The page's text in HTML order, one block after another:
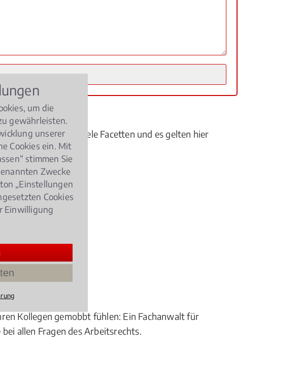
Arbeitsleben hat viele Facetten und es gelten hier
Kollegen gemobbt fühlen: Ein Fachanwalt für
allen Fragen des Arbeitsrechts.
um die
gewährleisten.
unserer
Cookies ein. Mit
stimmen Sie
Zwecke
„Einstellungen
Cookies
Einwilligung